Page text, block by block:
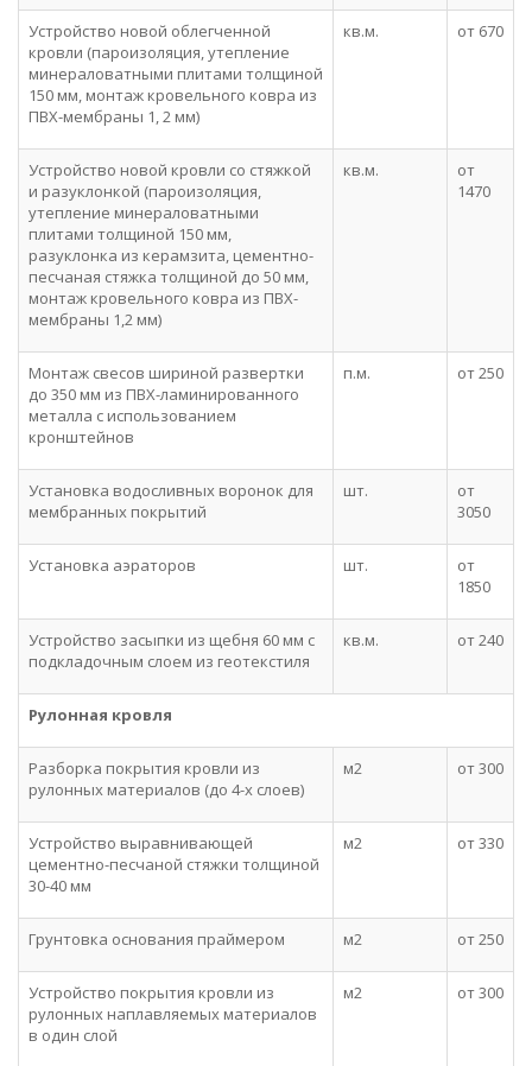
Устройство новой облегченной
кровли (пароизоляция, утепление
минераловатными плитами толщиной
150 мм, монтаж кровельного ковра из
ПВХ-мембраны 1, 2 мм)
кв.м. от 670
Устройство новой кровли со стяжкой
и разуклонкой (пароизоляция,
утепление минераловатными
плитами толщиной 150 мм,
разуклонка из керамзита, цементно-
песчаная стяжка толщиной до 50 мм,
монтаж кровельного ковра из ПВХ-
мембраны 1,2 мм)
кв.м.
от
1470
Монтаж свесов шириной развертки
до 350 мм из ПВХ-ламинированного
металла с использованием
кронштейнов
п.м. от 250
Установка водосливных воронок для
мембранных покрытий
шт.
от
3050
Установка аэраторов шт.
от
1850
Устройство засыпки из щебня 60 мм с
подкладочным слоем из геотекстиля
кв.м. от 240
Рулонная кровля
Разборка покрытия кровли из
рулонных материалов (до 4-х слоев)
м2 от 300
Устройство выравнивающей
цементно-песчаной стяжки толщиной
30-40 мм
м2 от 330
Грунтовка основания праймером м2 от 250
Устройство покрытия кровли из
рулонных наплавляемых материалов
в один слой
м2 от 300